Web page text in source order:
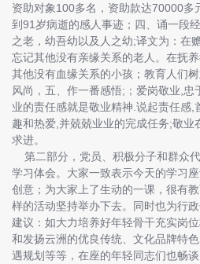
资助对象100多名，资助款达70000多
到91岁病逝的感人事迹；四、诵一段
之老，幼吾幼以及人之幼;译文为：在
忘记其他没有亲缘关系的老人。在抚
其他没有血缘关系的小孩；教育人们
风尚，五、作一番感悟;；爱岗敬业,忠
业的责任感就是敬业精神.说起责任感
趣和热爱,并兢兢业业的完成任务;敬业
求进。
第二部分，党员、积极分子和群众
学习体会。大家一致表示今天的学习
创意；为大家上了生动的一课，很有
样的活动坚持举办下去。同时也为行
建议：如大力培养好年轻骨干充实岗
和发扬云洲的优良传统、文化品牌特
遇规划等等，在座的年轻同志们也畅